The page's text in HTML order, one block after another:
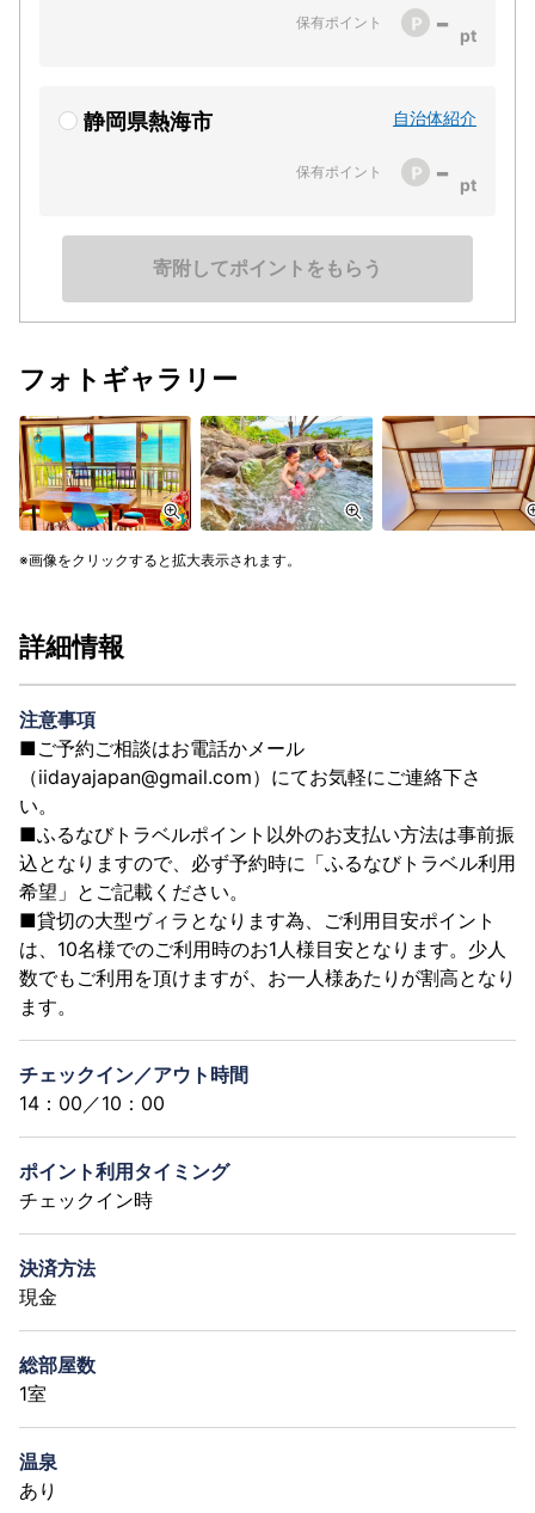
保有ポイント -
静岡県熱海市 自治体紹介
保有ポイント -
寄附してポイントをもらう
フォトギャラリー
画像をクリックすると拡大表示されます。
詳細情報
注意事項
■ご予約ご相談はお電話かメール
（iidayajapan@gmail.com）にてお気軽にご連絡下さ
い。
■ふるなびトラベルポイント以外のお支払い方法は事前振
込となりますので、必ず予約時に「ふるなびトラベル利用
希望」とご記載ください。
■貸切の大型ヴィラとなります為、ご利用目安ポイント
は、10名様でのご利用時のお1人様目安となります。少人
数でもご利用を頂けますが、お一人様あたりが割高となり
ます。
チェックイン／アウト時間
14：00／10：00
ポイント利用タイミング
チェックイン時
決済方法
現金
総部屋数
1室
温泉
あり